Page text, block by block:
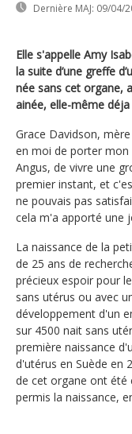
Dernière MAJ: 09/04/
Elle s'appelle Amy
la suite d’une greffe
née sans cet organe,
ainée, elle-même
Grace Davidson,
en moi de porter mon
Angus, de vivre une
premier instant, et
ne pouvais pas
cela m'a apporté une
La naissance de la
de 25 ans de
précieux espoir pour
sans utérus ou avec
développement d'un
sur 4500 nait sans
première naissance
d'utérus en Suède en
de cet organe ont été
permis la naissance,